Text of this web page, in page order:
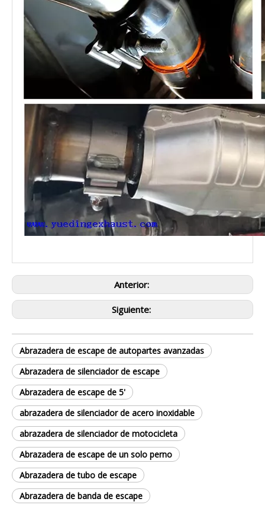
Anterior:
Siguiente:
Abrazadera de escape de autopartes avanzadas
Abrazadera de silenciador de escape
Abrazadera de escape de 5'
abrazadera de silenciador de acero inoxidable
abrazadera de silenciador de motocicleta
Abrazadera de escape de un solo perno
Abrazadera de tubo de escape
Abrazadera de banda de escape